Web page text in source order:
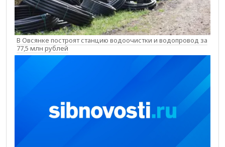
В Овсянке построят станцию водоочистки и водопровод за
77,5 млн рублей